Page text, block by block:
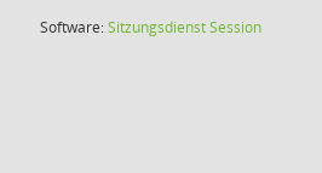
Software:SitzungsdienstSession(Wird in